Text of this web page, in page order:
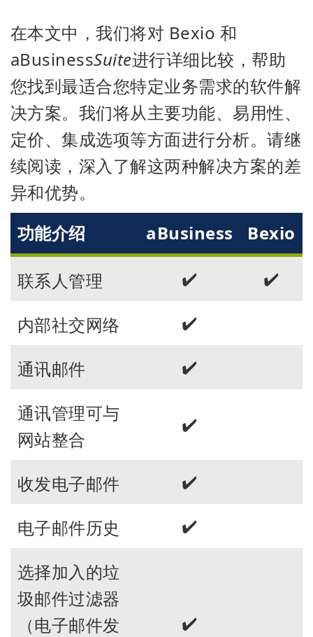
在本文中，我们将对 Bexio 和
aBusinessSuite进行详细比较，帮助
您找到最适合您特定业务需求的软件解
决方案。我们将从主要功能、易用性、
定价、集成选项等方面进行分析。请继
续阅读，深入了解这两种解决方案的差
异和优势。
功能介绍
aBusiness Bexio
联系人管理 ✔️
✔️
内部社交网络
✔️
通讯邮件
✔️
通讯管理可与
网站整合
✔️
收发电子邮件
✔️
电子邮件历史
✔️
选择加入的垃
圾邮件过滤器
（电子邮件发
✔️